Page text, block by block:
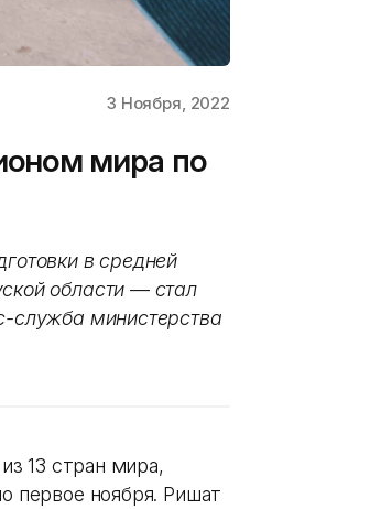
3 Ноября, 2022
мира по
в средней
области—стал
служба министерства
13 стран мира,
первое ноября. Ришат